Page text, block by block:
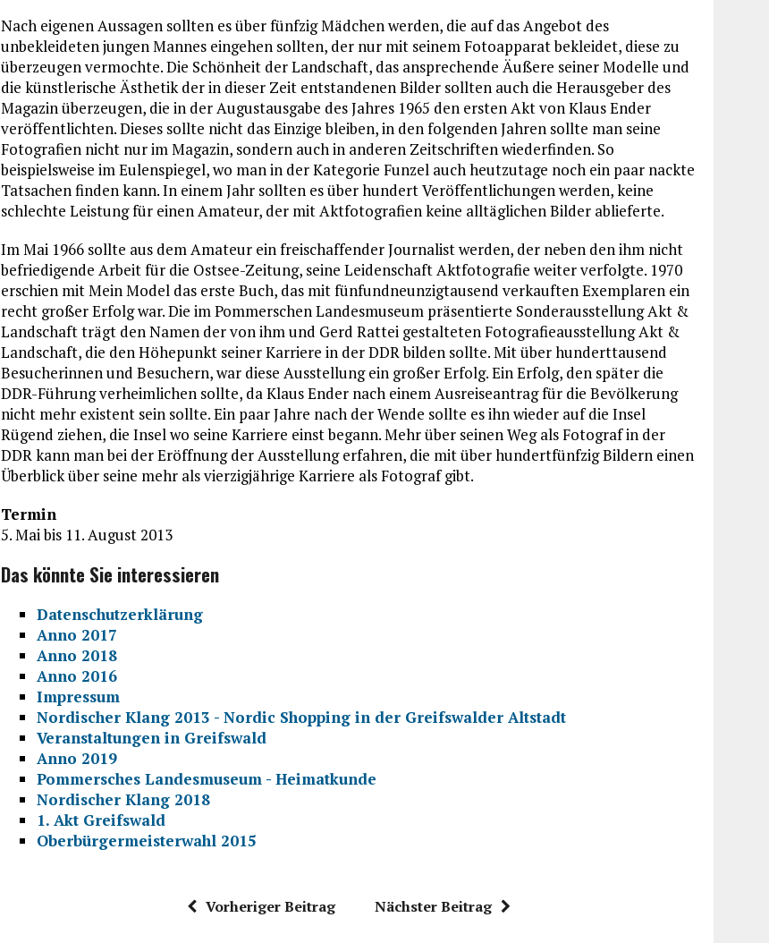
Nach eigenen Aussagen sollten es über fünfzig Mädchen werden, die auf das Angebot des
unbekleideten jungen Mannes eingehen sollten, der nur mit seinem Fotoapparat bekleidet, diese zu
überzeugen vermochte. Die Schönheit der Landschaft, das ansprechende Äußere seiner Modelle und
die künstlerische Ästhetik der in dieser Zeit entstandenen Bilder sollten auch die Herausgeber des
Magazin überzeugen, die in der Augustausgabe des Jahres 1965 den ersten Akt von Klaus Ender
veröffentlichten. Dieses sollte nicht das Einzige bleiben, in den folgenden Jahren sollte man seine
Fotografien nicht nur im Magazin, sondern auch in anderen Zeitschriften wiederfinden. So
beispielsweise im Eulenspiegel, wo man in der Kategorie Funzel auch heutzutage noch ein paar nackte
Tatsachen finden kann. In einem Jahr sollten es über hundert Veröffentlichungen werden, keine
schlechte Leistung für einen Amateur, der mit Aktfotografien keine alltäglichen Bilder ablieferte.
Im Mai 1966 sollte aus dem Amateur ein freischaffender Journalist werden, der neben den ihm nicht
befriedigende Arbeit für die Ostsee-Zeitung, seine Leidenschaft Aktfotografie weiter verfolgte. 1970
erschien mit Mein Model das erste Buch, das mit fünfundneunzigtausend verkauften Exemplaren ein
recht großer Erfolg war. Die im Pommerschen Landesmuseum präsentierte Sonderausstellung Akt &
Landschaft trägt den Namen der von ihm und Gerd Rattei gestalteten Fotografieausstellung Akt &
Landschaft, die den Höhepunkt seiner Karriere in der DDR bilden sollte. Mit über hunderttausend
Besucherinnen und Besuchern, war diese Ausstellung ein großer Erfolg. Ein Erfolg, den später die
DDR-Führung verheimlichen sollte, da Klaus Ender nach einem Ausreiseantrag für die Bevölkerung
nicht mehr existent sein sollte. Ein paar Jahre nach der Wende sollte es ihn wieder auf die Insel
Rügend ziehen, die Insel wo seine Karriere einst begann. Mehr über seinen Weg als Fotograf in der
DDR kann man bei der Eröffnung der Ausstellung erfahren, die mit über hundertfünfzig Bildern einen
Überblick über seine mehr als vierzigjährige Karriere als Fotograf gibt.
Termin
5. Mai bis 11. August 2013
Das könnte Sie interessieren
Datenschutzerklärung
Anno 2017
Anno 2018
Anno 2016
Impressum
Nordischer Klang 2013 - Nordic Shopping in der Greifswalder Altstadt
Veranstaltungen in Greifswald
Anno 2019
Pommersches Landesmuseum - Heimatkunde
Nordischer Klang 2018
1. Akt Greifswald
Oberbürgermeisterwahl 2015
Vorheriger Beitrag Nächster Beitrag